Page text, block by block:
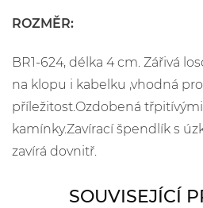
ROZMĚR:
BR1-624, délka 4 cm. Zářivá
na klopu i kabelku ,vhodná
příležitost.Ozdobená
kamínky.Zavírací špendlík s
zavírá dovnitř.
SOUVISEJÍCÍ